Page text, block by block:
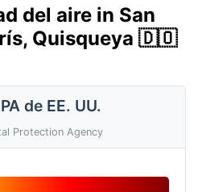
del aire in San
Quisqueya 🇩🇴
de EE. UU.
Protection Agency